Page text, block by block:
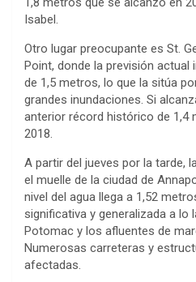
Isabel.
Otro lugar preocupante es St.
Point, donde la previsión actual
de 1,5 metros, lo que la sitúa
grandes inundaciones. Si
anterior récord histórico de 1,4
2018.
A partir del jueves por la tarde,
el muelle de la ciudad de
nivel del agua llega a 1,52
significativa y generalizada a lo
Potomac y los afluentes de
Numerosas carreteras y
afectadas.